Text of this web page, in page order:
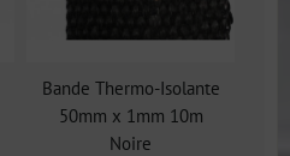
Bande Thermo-Isolante
50mm x 1mm 10m
Noire